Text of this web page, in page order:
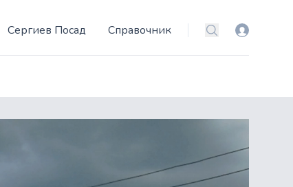
Сергиев Посад Справочник Поиск Вход